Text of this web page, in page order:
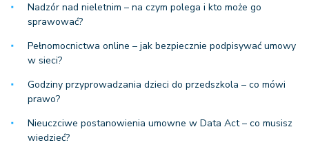
Nadzór nad nieletnim – na czym polega i kto może go
sprawować?
Pełnomocnictwa online – jak bezpiecznie podpisywać umowy
w sieci?
Godziny przyprowadzania dzieci do przedszkola – co mówi
prawo?
Nieuczciwe postanowienia umowne w Data Act – co musisz
wiedzieć?